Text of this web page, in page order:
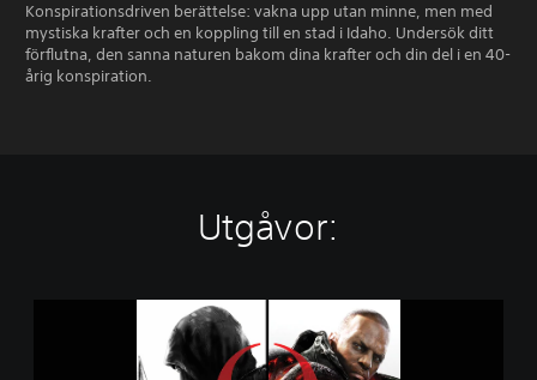
Konspirationsdriven berättelse: vakna upp utan minne, men med
mystiska krafter och en koppling till en stad i Idaho. Undersök ditt
förflutna, den sanna naturen bakom dina krafter och din del i en 40-
årig konspiration.
Utgåvor: